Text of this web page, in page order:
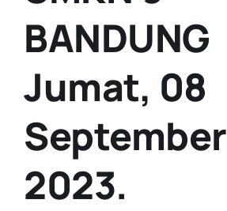
BANDUNG
Jumat, 08
September
2023.